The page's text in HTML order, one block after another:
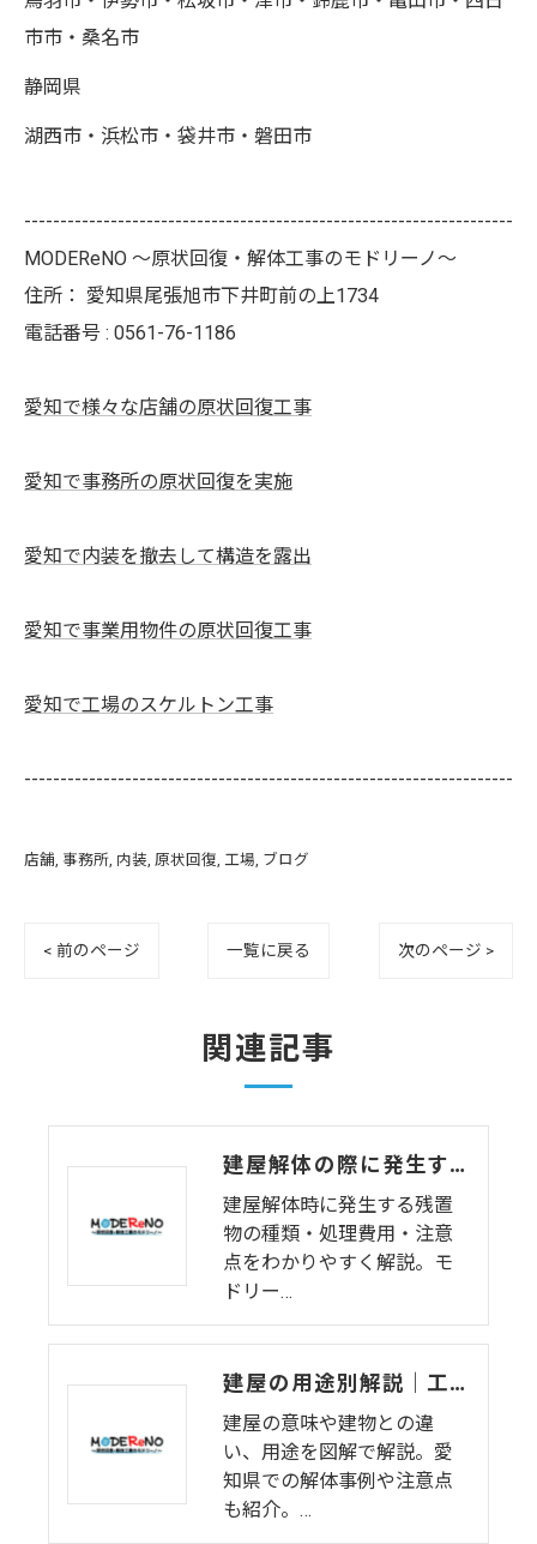
市市・桑名市
静岡県
湖西市・浜松市・袋井市・磐田市
--------------------------------------------------------------------
MODEReNO ～原状回復・解体工事のモドリーノ～
住所： 愛知県尾張旭市下井町前の上1734
電話番号 : 0561-76-1186
愛知で様々な店舗の原状回復工事
愛知で事務所の原状回復を実施
愛知で内装を撤去して構造を露出
愛知で事業用物件の原状回復工事
愛知で工場のスケルトン工事
--------------------------------------------------------------------
店舗 事務所 内装 原状回復 工場 ブログ
< 前のページ 一覧に戻る 次のページ >
関連記事
建屋解体の際に発生する残置物とは？処理費用と注意点
建屋解体時に発生する残置
物の種類・処理費用・注意
点をわかりやすく解説。モ
ドリー…
建屋の用途別解説｜工場・倉庫・特殊建屋の特徴と解体の注意点
建屋の意味や建物との違
い、用途を図解で解説。愛
知県での解体事例や注意点
も紹介。…